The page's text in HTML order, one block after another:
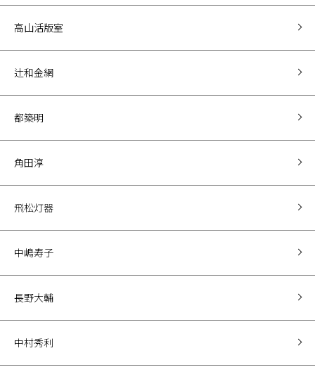
高山活版室
辻和金網
都築明
角田淳
飛松灯器
中嶋寿子
長野大輔
中村秀利